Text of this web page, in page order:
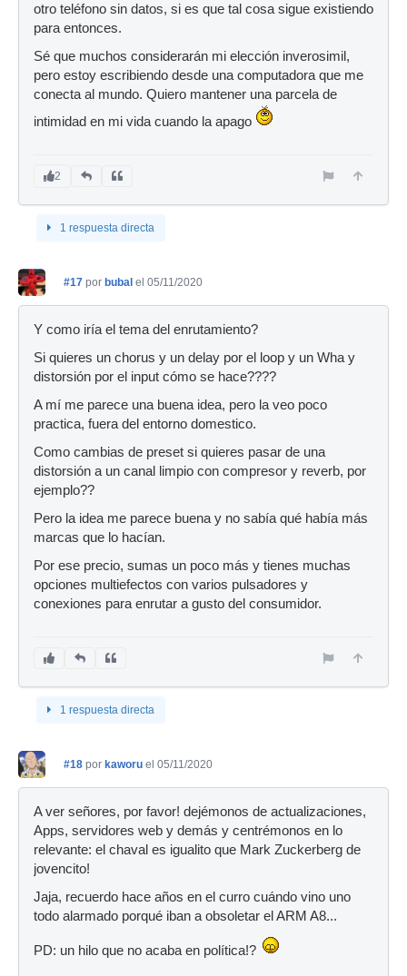
otro teléfono sin datos, si es que tal cosa sigue existiendo
para entonces.
Sé que muchos considerarán mi elección inverosimil,
pero estoy escribiendo desde una computadora que me
conecta al mundo. Quiero mantener una parcela de
intimidad en mi vida cuando la apago
2
1 respuesta directa
#17 por bubal el 05/11/2020
Y como iría el tema del enrutamiento?
Si quieres un chorus y un delay por el loop y un Wha y
distorsión por el input cómo se hace????
A mí me parece una buena idea, pero la veo poco
practica, fuera del entorno domestico.
Como cambias de preset si quieres pasar de una
distorsión a un canal limpio con compresor y reverb, por
ejemplo??
Pero la idea me parece buena y no sabía qué había más
marcas que lo hacían.
Por ese precio, sumas un poco más y tienes muchas
opciones multiefectos con varios pulsadores y
conexiones para enrutar a gusto del consumidor.
1 respuesta directa
#18 por kaworu el 05/11/2020
A ver señores, por favor! dejémonos de actualizaciones,
Apps, servidores web y demás y centrémonos en lo
relevante: el chaval es igualito que Mark Zuckerberg de
jovencito!
Jaja, recuerdo hace años en el curro cuándo vino uno
todo alarmado porqué iban a obsoletar el ARM A8...
PD: un hilo que no acaba en política!?